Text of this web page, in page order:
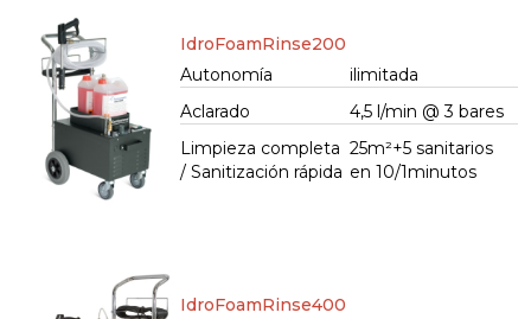
IdroFoamRinse200
Autonomía
ilimitada
Aclarado
4,5 l/min @ 3 bares
Limpieza completa
/ Sanitización rápida
25m²+5 sanitarios
en 10/1minutos
IdroFoamRinse400